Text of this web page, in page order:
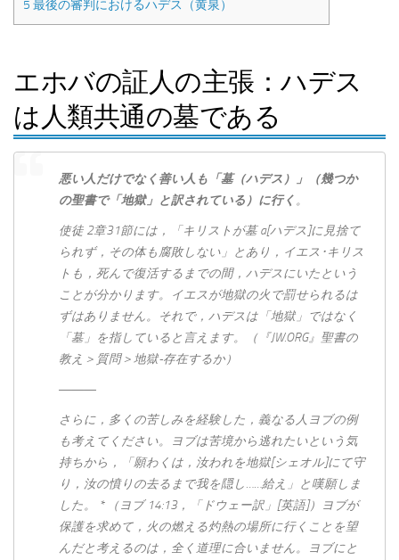
5 最後の審判におけるハデス（黄泉）
エホバの証人の主張：ハデス
は人類共通の墓である
悪い人だけでなく善い人も「墓（ハデス）」（幾つか
の聖書で「地獄」と訳されている）に行く 。
使徒 2章31節には，「キリストが墓 a[ハデス]に見捨て
られず，その体も腐敗しない」とあり，イエス･キリス
トも，死んで復活するまでの間，ハデスにいたという
ことが分かります。イエスが地獄の火で罰せられるは
ずはありません。それで，ハデスは「地獄」ではなく
「墓」を指していると言えます。（『JW.ORG』聖書の
教え＞質問＞地獄-存在するか）
―――
さらに，多くの苦しみを経験した，義なる人ヨブの例
も考えてください。ヨブは苦境から逃れたいという気
持ちから，「願わくは，汝われを地獄[シェオル]にて守
り，汝の憤りの去るまで我を隠し……給え」と嘆願しま
した。 * （ヨブ 14:13，「ドウェー訳」[英語]）ヨブが
保護を求めて，火の燃える灼熱の場所に行くことを望
んだと考えるのは，全く道理に合いません。ヨブにと